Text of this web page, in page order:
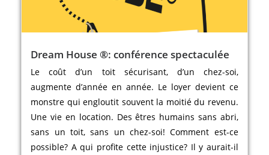
Dream House ®: conférence spectaculée
Le coût d’un toit sécurisant, d’un chez-soi,
augmente d’année en année. Le loyer devient ce
monstre qui engloutit souvent la moitié du revenu.
Une vie en location. Des êtres humains sans abri,
sans un toit, sans un chez-soi! Comment est-ce
possible? A qui profite cette injustice? Il y aurait-il